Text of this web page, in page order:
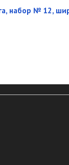
набор № 12,